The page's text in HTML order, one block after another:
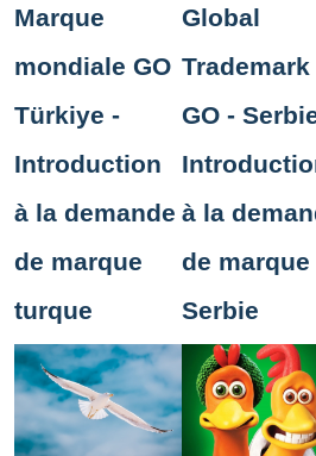
Marque
mondiale GO
Türkiye -
Introduction
à la demande
de marque
turque
Global
Trademark
GO -
à la
de marque
Serbie